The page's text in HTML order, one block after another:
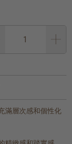
滿層次感和個性化